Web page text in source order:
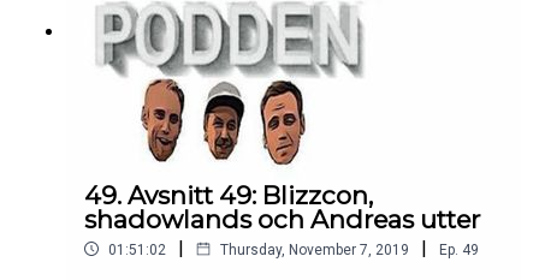
49. Avsnitt 49: Blizzcon,
shadowlands och Andreas utter
01:51:02 | Thursday, November 7, 2019 | Ep. 49